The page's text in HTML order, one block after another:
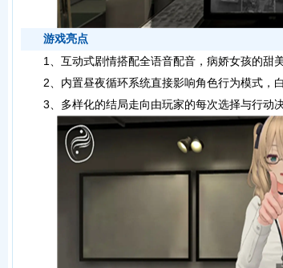
游戏亮点
1、互动式剧情搭配全语音配音，病娇女孩的甜美
2、内置昼夜循环系统直接影响角色行为模式，白
3、多样化的结局走向由玩家的每次选择与行动决